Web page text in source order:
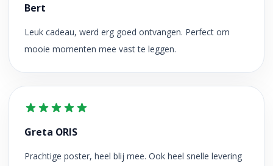
Bert
Leuk cadeau, werd erg goed ontvangen. Perfect om
mooie momenten mee vast te leggen.
Greta ORIS
Prachtige poster, heel blij mee. Ook heel snelle levering